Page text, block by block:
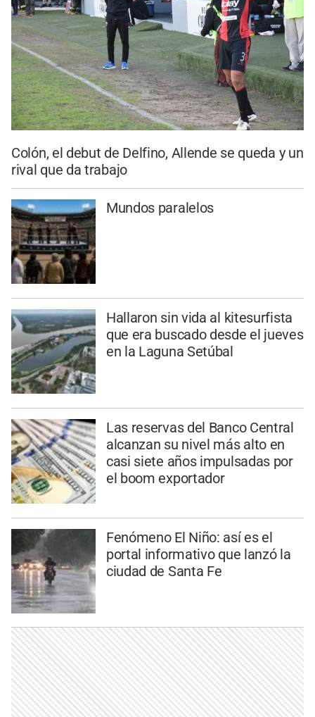
Colón, el debut de Delfino, Allende se queda y un
rival que da trabajo
Mundos paralelos
Hallaron sin vida al kitesurfista
que era buscado desde el jueves
en la Laguna Setúbal
Las reservas del Banco Central
alcanzan su nivel más alto en
casi siete años impulsadas por
el boom exportador
Fenómeno El Niño: así es el
portal informativo que lanzó la
ciudad de Santa Fe